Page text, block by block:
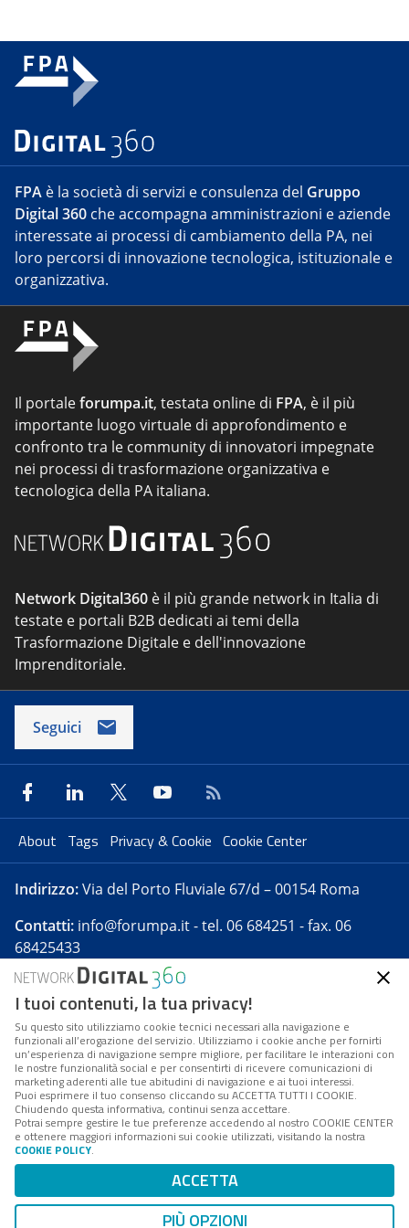
FPA è la società di servizi e consulenza del Gruppo
Digital 360 che accompagna amministrazioni e aziende
interessate ai processi di cambiamento della PA, nei
loro percorsi di innovazione tecnologica, istituzionale e
organizzativa.
Il portaleforumpa.it, testata online di FPA, è il più
importante luogo virtuale di approfondimento e
confronto tra le community di innovatori impegnate
nei processi di trasformazione organizzativa e
tecnologica della PA italiana.
Network Digital360 è il più grande network in Italia di
testate e portali B2B dedicati ai temi della
Trasformazione Digitale e dell'innovazione
Imprenditoriale.
Seguici
About Tags Privacy & Cookie Cookie Center
Indirizzo:Via del Porto Fluviale 67/d – 00154 Roma
Contatti: info@forumpa.it- tel. 06 684251 - fax. 06
68425433
Forumpa.itè una pubblicazione telematica iscritta
presso Registro della stampa del Tribunale di Roma -
Reg. n. 182 del 2 maggio 2008 - Direttore resp. Michela
Stentella
FPA s.r.l. è società soggetta a Direzione e
Coordinamento da parte di Digital360 S.p.A. - FPA s.r.l.
è un'azienda certificata per il sistema di management
Codice Fiscale/Partita IVA n. 10693191008 - R.E.A. Roma
n. 1249791. ISP AWS
Mappa del sito
I tuoi contenuti, la tua privacy!
Su questo sito utilizziamo cookie tecnici necessari alla navigazione e
funzionali all’erogazione del servizio. Utilizziamo i cookie anche per fornirti
un’esperienza di navigazione sempre migliore, per facilitare le interazioni con
le nostre funzionalità social e per consentirti di ricevere comunicazioni di
marketing aderenti alle tue abitudini di navigazione e ai tuoi interessi.
Puoi esprimere il tuo consenso cliccando su ACCETTA TUTTI I COOKIE.
Chiudendo questa informativa, continui senza accettare.
Potrai sempre gestire le tue preferenze accedendo al nostro COOKIE CENTER
e ottenere maggiori informazioni sui cookie utilizzati, visitando la nostra
COOKIE POLICY.
ACCETTA
PIÙ OPZIONI